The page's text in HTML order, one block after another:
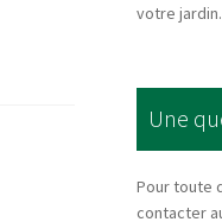
votre jardin.
Une
Pour toute
contacter